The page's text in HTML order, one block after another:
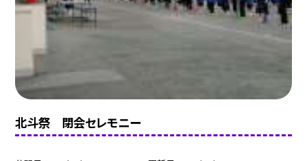
北斗祭 閉会セレモニー